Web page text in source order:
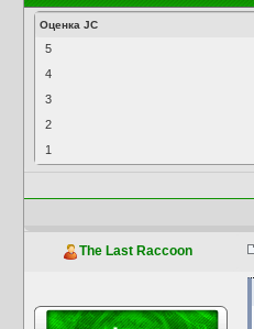
Оценка JС
5
4
3
2
1
The Last Raccoon